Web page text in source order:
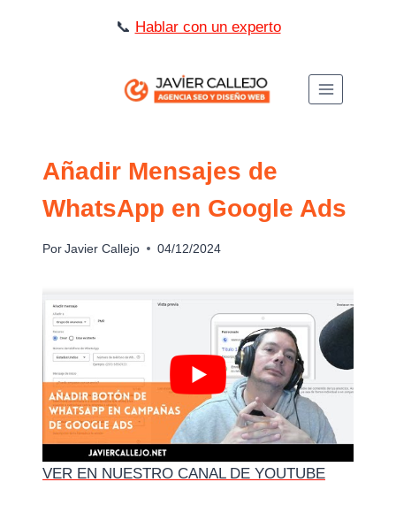
📞 Hablar con un experto
Añadir Mensajes de
WhatsApp en Google Ads
Por Javier Callejo 04/12/2024
VER EN NUESTRO CANAL DE YOUTUBE